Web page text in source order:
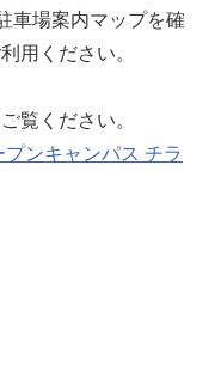
へ
ター HP
方（診療）へ
員の方へ
案内マップを確
用ください。
ください。
ンキャンパス チラ